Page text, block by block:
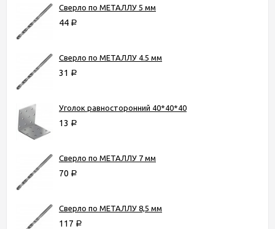
Сверло по МЕТАЛЛУ 5 мм
44 Р
Сверло по МЕТАЛЛУ 4.5 мм
31 Р
Уголок равносторонний 40*40*40
13 Р
Сверло по МЕТАЛЛУ 7 мм
70 Р
Сверло по МЕТАЛЛУ 8,5 мм
117 Р